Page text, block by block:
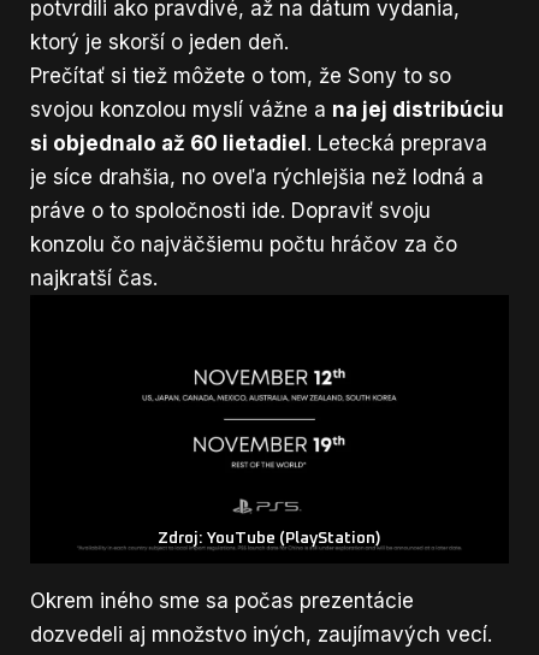
potvrdili ako pravdivé, až na dátum vydania,
ktorý je skorší o jeden deň.
Prečítať si tiež môžete o tom, že Sony to so
svojou konzolou myslí vážne a na jej distribúciu
si objednalo až 60 lietadiel. Letecká preprava
je síce drahšia, no oveľa rýchlejšia než lodná a
práve o to spoločnosti ide. Dopraviť svoju
konzolu čo najväčšiemu počtu hráčov za čo
najkratší čas.
Zdroj: YouTube (PlayStation)
Okrem iného sme sa počas prezentácie
dozvedeli aj množstvo iných, zaujímavých vecí.